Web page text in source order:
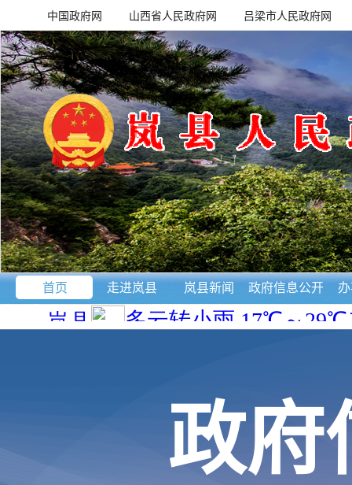
中国政府网 山西省人民政府网 吕梁市人民政府网
首页 走进岚县 岚县新闻 政府信息公开
政府